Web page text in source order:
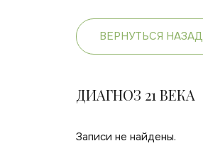
ВЕРНУТЬСЯ НАЗАД
ДИАГНОЗ 21 ВЕКА
Записи не найдены.